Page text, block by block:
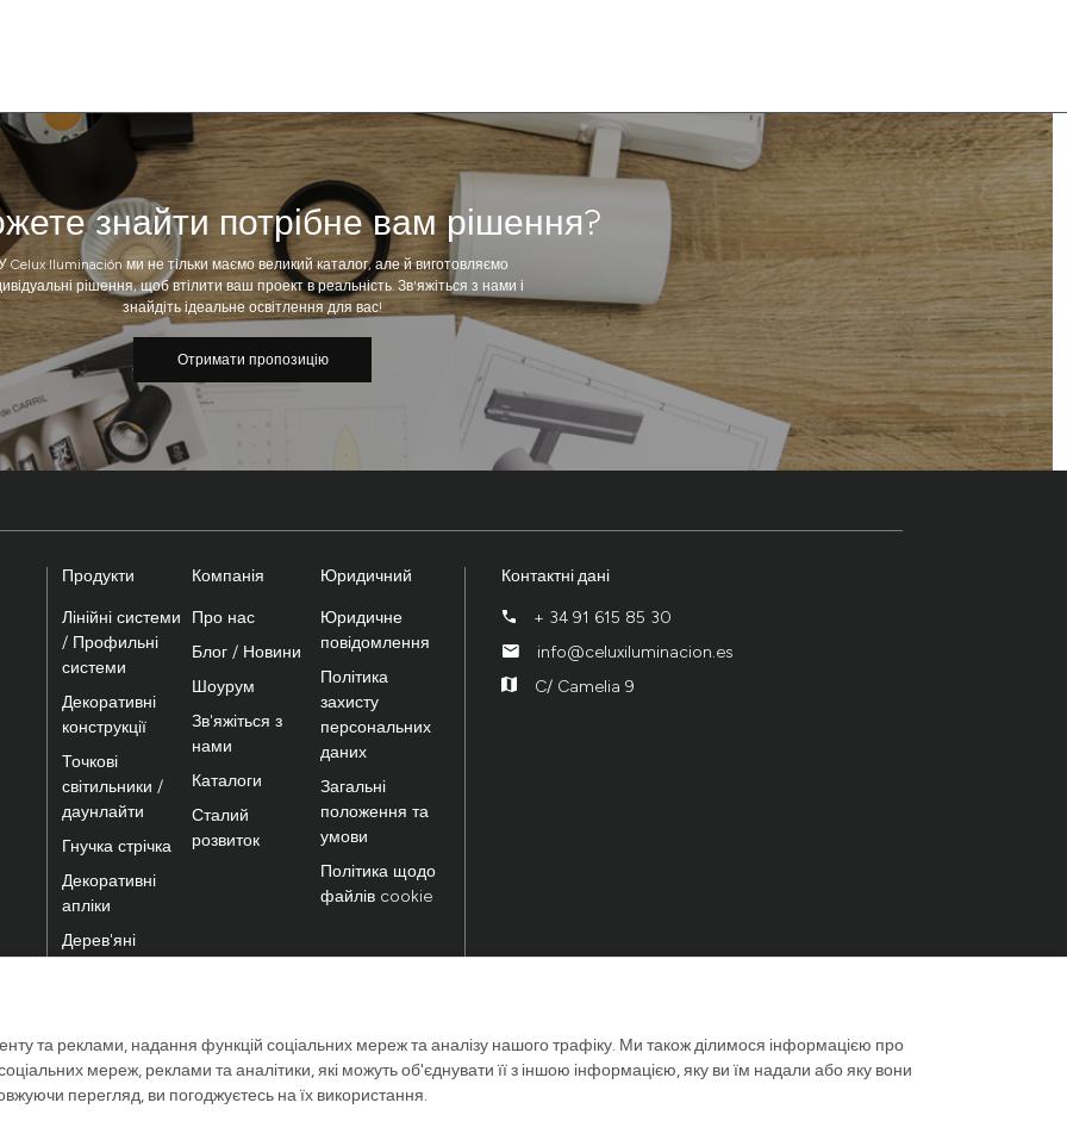
знайти потрібне вам рішення?
Celux Iluminación ми не тільки маємо великий каталог, але й виготовляємо
рішення, щоб втілити ваш проект в реальність. Зв'яжіться з нами і
знайдіть ідеальне освітлення для вас!
Отримати пропозицію
Продукти
Лінійні системи
/ Профильні
системи
Декоративні
конструкції
Точкові
світильники /
даунлайти
Гнучка стрічка
Декоративні
апліки
Дерев'яні
Компанія
Про нас
Блог / Новини
Шоурум
Зв'яжіться з
нами
Каталоги
Сталий
розвиток
Юридичний
Юридичне
повідомлення
Політика
захисту
персональних
даних
Загальні
положення та
умови
Політика щодо
файлів cookie
Контактні дані
+ 34 91 615 85 30
info@celuxiluminacion.es
C/ Camelia 9
та реклами, надання функцій соціальних мереж та аналізу нашого трафіку. Ми також ділимося інформацією про
мереж, реклами та аналітики, які можуть об'єднувати її з іншою інформацією, яку ви їм надали або яку вони
перегляд, ви погоджуєтесь на їх використання.